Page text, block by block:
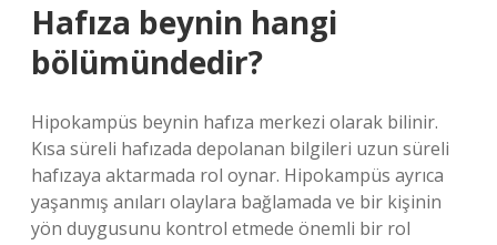
Hafıza beynin hangi
bölümündedir?
Hipokampüs beynin hafıza merkezi olarak bilinir.
Kısa süreli hafızada depolanan bilgileri uzun süreli
hafızaya aktarmada rol oynar. Hipokampüs ayrıca
yaşanmış anıları olaylara bağlamada ve bir kişinin
yön duygusunu kontrol etmede önemli bir rol